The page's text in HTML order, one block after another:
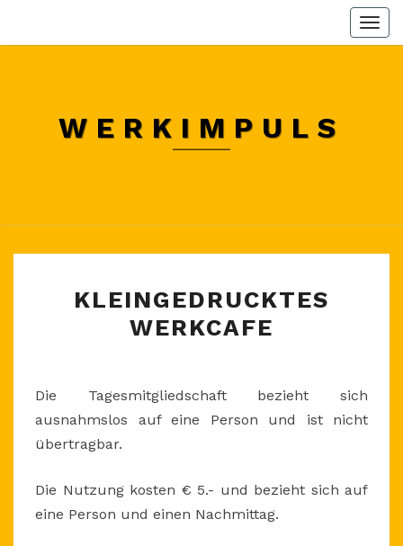
WERKIMPULS
WERKCAFE
KLEINGEDRUCKTES
WERKCAFE
Die Tagesmitgliedschaft bezieht sich
ausnahmslos auf eine Person und ist nicht
übertragbar.
Die Nutzung kosten € 5.- und bezieht sich auf
eine Person und einen Nachmittag.